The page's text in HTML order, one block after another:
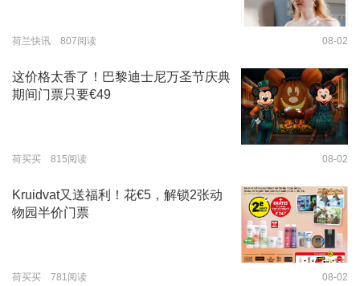
荷兰快讯 807阅读 08-02
这价格太香了！巴黎迪士尼万圣节庆典
期间门票只要€49
荷买买 815阅读 08-02
Kruidvat又送福利！花€5，解锁2张动
物园半价门票
荷买买 781阅读 08-02